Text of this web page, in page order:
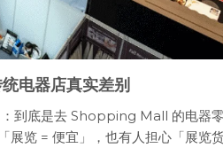
电器店真实差别
：到底是去 Shopping Mall 的电器
览 = 便宜」，也有人担心「展览